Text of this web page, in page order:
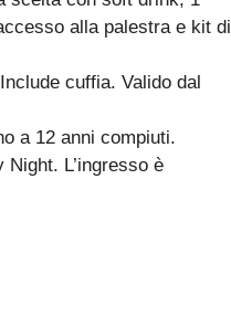
alla palestra e kit di
cuffia. Valido dal
a 12 anni compiuti.
L’ingresso è